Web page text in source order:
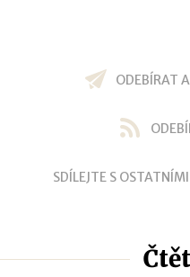
ODEBÍRAT
SDÍLEJTE S OSTATNÍMI